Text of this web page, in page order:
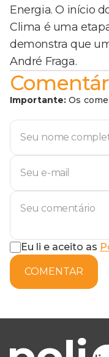
Energia. O início
Clima é uma
demonstra que
André Fraga.
Importante: Os
Eu li e aceito as
COMENTAR